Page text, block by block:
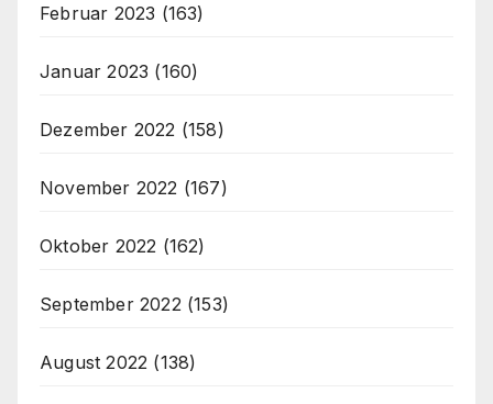
Februar 2023 (163)
Januar 2023 (160)
Dezember 2022 (158)
November 2022 (167)
Oktober 2022 (162)
September 2022 (153)
August 2022 (138)